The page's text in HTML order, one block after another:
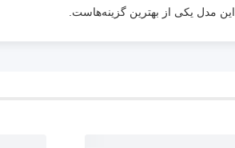
مدل یکی از بهترین گزینه‌هاست.